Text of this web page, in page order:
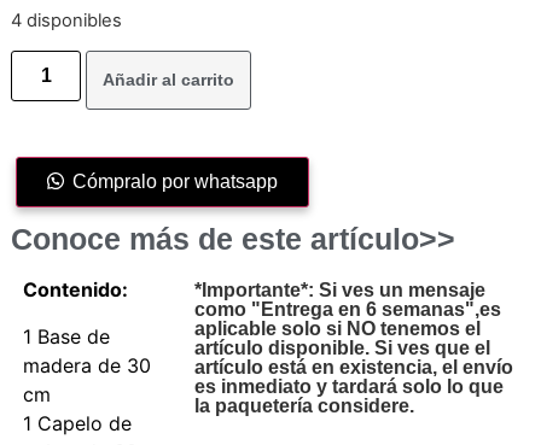
4 disponibles
Añadir al carrito
Cómpralo por whatsapp
Conoce más de este artículo>>
Contenido:
1 Base de
madera de 30
cm
1 Capelo de
*Importante*: Si ves un mensaje
como "Entrega en 6 semanas",es
aplicable solo si NO tenemos el
artículo disponible. Si ves que el
artículo está en existencia, el envío
es inmediato y tardará solo lo que
la paquetería considere.